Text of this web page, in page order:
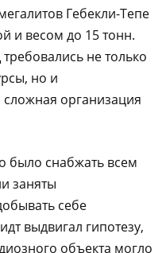
Гебекли-Тепе
и весом до 15 тонн.
не только
но и
организация
было снабжать всем
заняты
себе
выдвигал гипотезу,
объекта могло